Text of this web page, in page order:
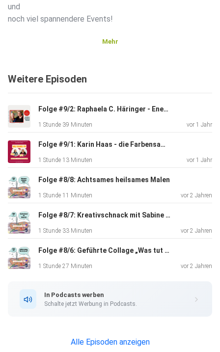
und
noch viel spannendere Events!
• Das Gunkelparadies, wo du in einer tollen Community
die Bedingungen für deine Kreativität erkunden kannst
https://steadyhq.com/de/gunkelparadies/about
• Den Podcast „Kita-Helden“ von Andreas Ebenhöh:
mal-ehrlich/
• Das Jahreswechsel-Event von Andrea:
https://andrea-gunkler.de/#magie
Wenn du etwas anmerken möchtest, eine Frage hast oder
Mehr
Weitere Episoden
Folge #9/2: Raphaela C. Häringer - Energetisches Malen
1 Stunde 39 Minuten vor 1 Jahr
Folge #9/1: Karin Haas - die Farbensammlerin
1 Stunde 13 Minuten vor 1 Jahr
Folge #8/8: Achtsames heilsames Malen
1 Stunde 11 Minuten vor 2 Jahren
Folge #8/7: Kreativschnack mit Sabine Heil
1 Stunde 33 Minuten vor 2 Jahren
Folge #8/6: Geführte Collage „Was tut dir gut?“
1 Stunde 27 Minuten vor 2 Jahren
In Podcasts werben
Schalte jetzt Werbung in Podcasts.
Alle Episoden anzeigen